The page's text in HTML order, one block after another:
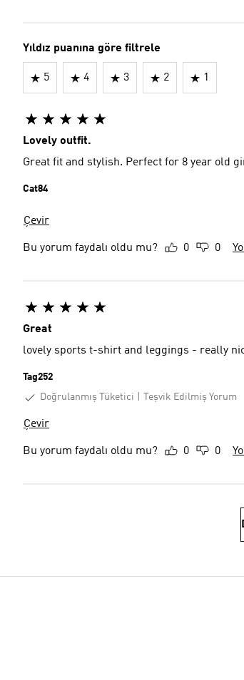
Yıldız puanına göre filtrele
5 4 3 2 1
Lovely outfit.
Great fit and stylish. Perfect for 8 year old
Cat84
Çevir
Bu yorum faydalı oldu mu? 0 0
Great
lovely sports t-shirt and leggings - really
Tag252
Doğrulanmış Tüketici
Teşvik Edilmiş Yorum
Çevir
Bu yorum faydalı oldu mu? 0 0